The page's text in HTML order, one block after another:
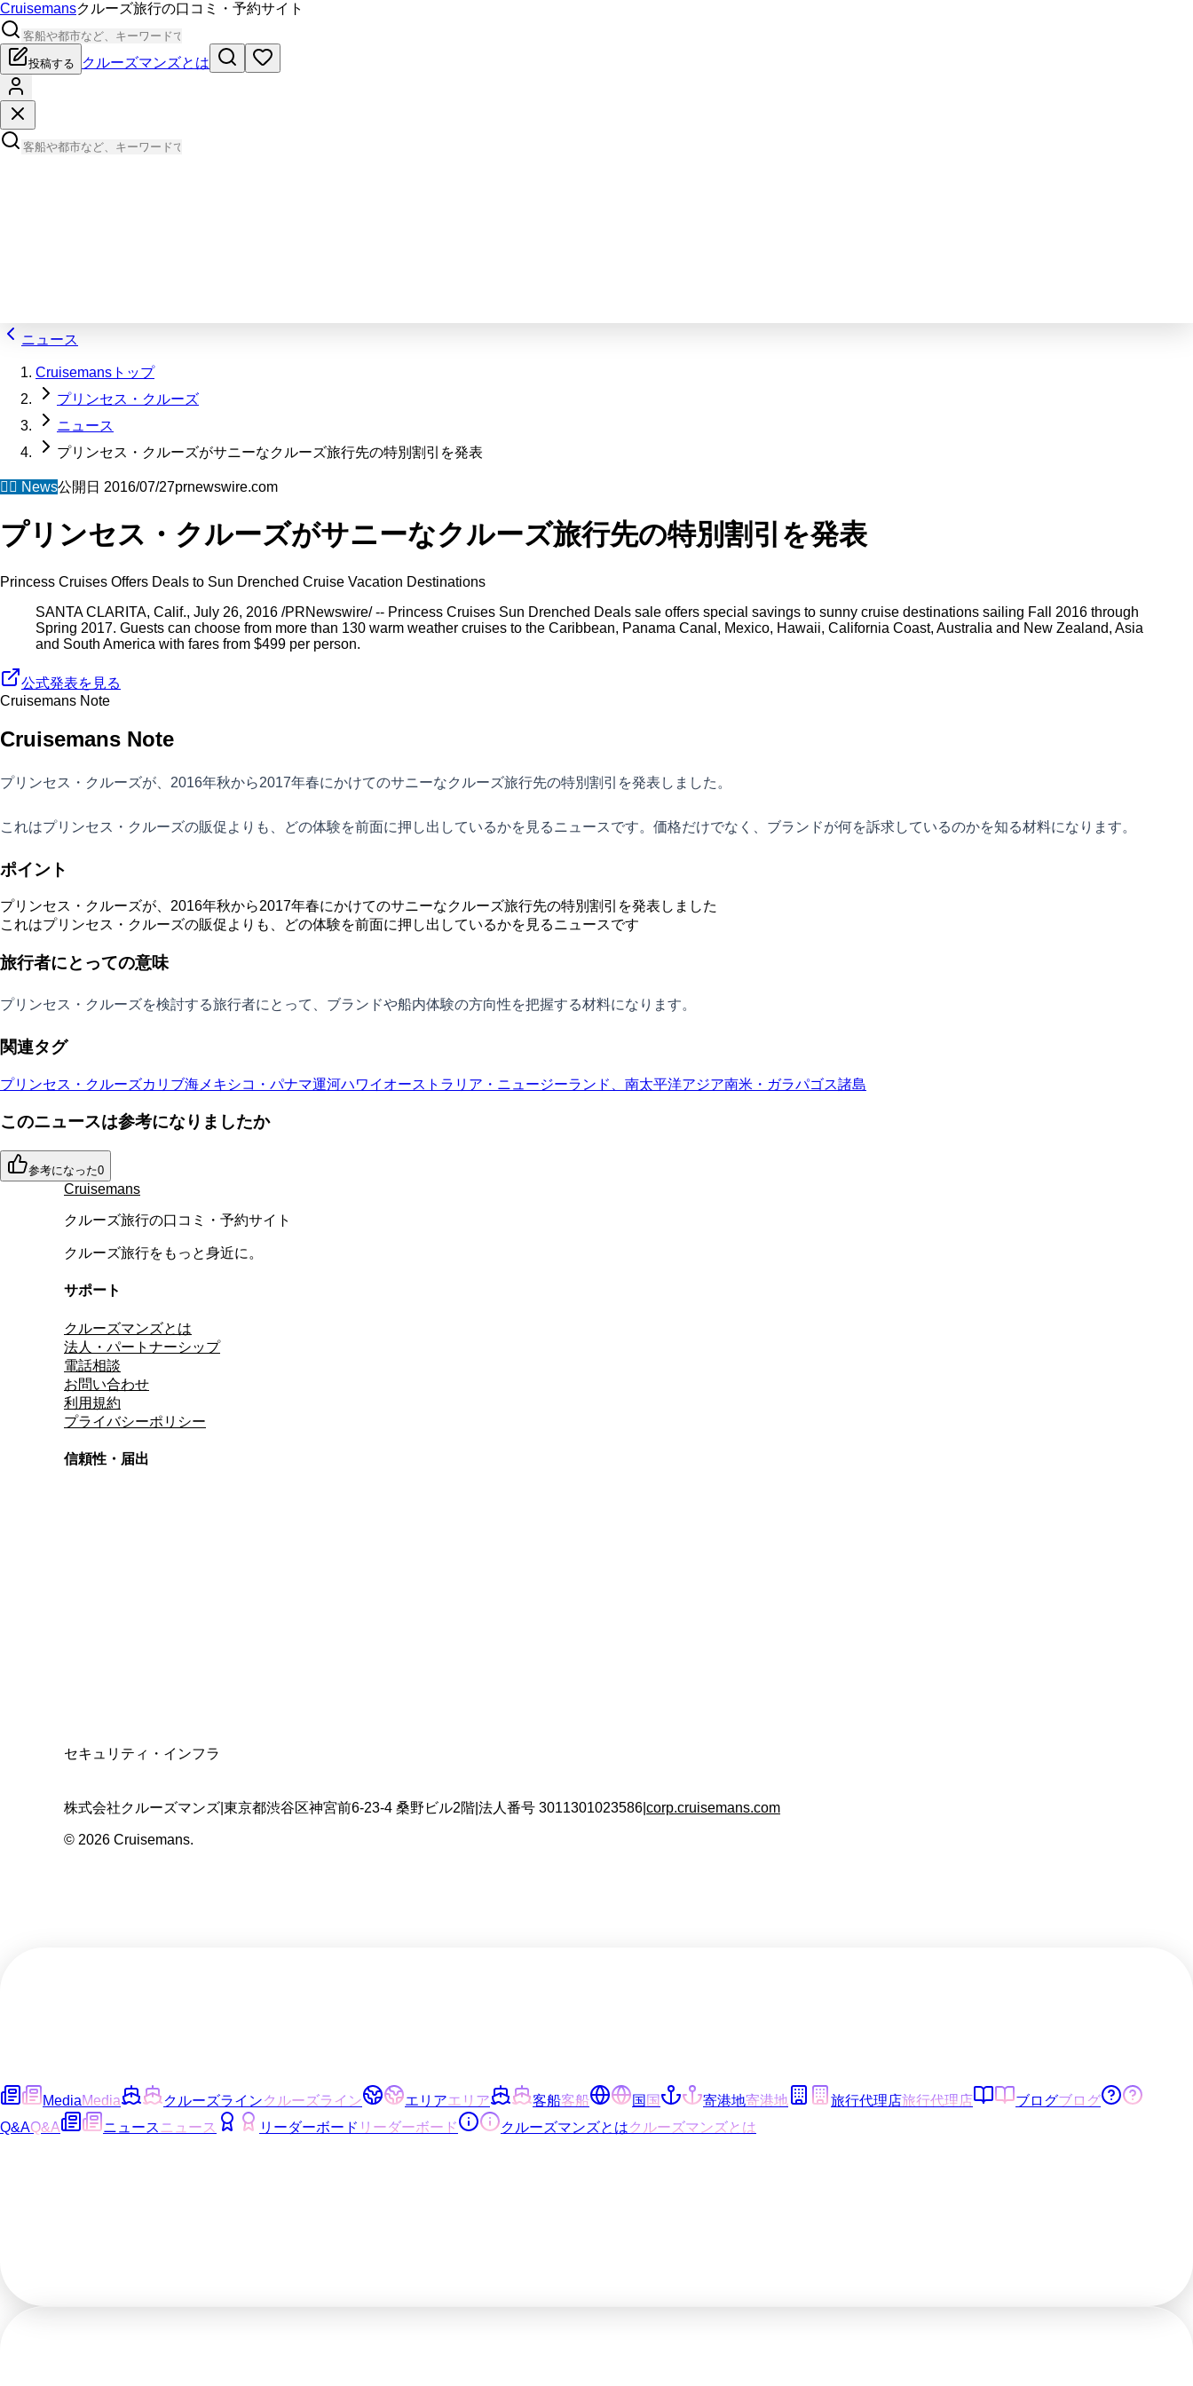
Cruisemansクルーズ旅行の口コミ・予約サイト
投稿する クルーズマンズとは
ニュース
Cruisemansトップ
プリンセス・クルーズ
ニュース
プリンセス・クルーズがサニーなクルーズ旅行先の特別割引を発表
🧜‍♀️ News公開日 2016/07/27prnewswire.com
プリンセス・クルーズがサニーなクルーズ旅行先の特別割引を発表
Princess Cruises Offers Deals to Sun Drenched Cruise Vacation Destinations
SANTA CLARITA, Calif., July 26, 2016 /PRNewswire/ -- Princess Cruises Sun Drenched Deals sale offers special savings to sunny cruise destinations sailing Fall 2016 through
Spring 2017. Guests can choose from more than 130 warm weather cruises to the Caribbean, Panama Canal, Mexico, Hawaii, California Coast, Australia and New Zealand, Asia
and South America with fares from $499 per person.
公式発表を見る
Cruisemans Note
Cruisemans Note
プリンセス・クルーズが、2016年秋から2017年春にかけてのサニーなクルーズ旅行先の特別割引を発表しました。
これはプリンセス・クルーズの販促よりも、どの体験を前面に押し出しているかを見るニュースです。価格だけでなく、ブランドが何を訴求しているのかを知る材料になります。
ポイント
プリンセス・クルーズが、2016年秋から2017年春にかけてのサニーなクルーズ旅行先の特別割引を発表しました
これはプリンセス・クルーズの販促よりも、どの体験を前面に押し出しているかを見るニュースです
旅行者にとっての意味
プリンセス・クルーズを検討する旅行者にとって、ブランドや船内体験の方向性を把握する材料になります。
関連タグ
プリンセス・クルーズカリブ海 メキシコ・パナマ運河ハワイ オーストラリア・ニュージーランド、南太平洋アジア南米・ガラパゴス諸島
このニュースは参考になりましたか
参考になった0
Cruisemans
クルーズ旅行の口コミ・予約サイト
クルーズ旅行をもっと身近に。
サポート
クルーズマンズとは
法人・パートナーシップ
電話相談
お問い合わせ
利用規約
プライバシーポリシー
信頼性・届出
セキュリティ・インフラ
株式会社クルーズマンズ 東京都渋谷区神宮前6-23-4 桑野ビル2階 法人番号 3011301023586 corp.cruisemans.com
© 2026 Cruisemans.
MediaMedia クルーズラインクルーズライン エリアエリア 客船客船 国国 寄港地寄港地 旅行代理店旅行代理店 ブログブログ
Q&AQ&A ニュース ニュース リーダーボード リーダーボード クルーズマンズとはクルーズマンズとは